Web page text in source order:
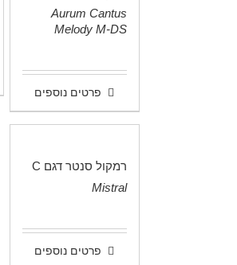
Aurum Cantus
Melody M-DS
פרטים נוספים
רמקול סנטר דגם C
Mistral
פרטים נוספים